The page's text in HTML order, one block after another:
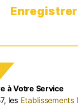
Enregistrer
à Votre Service
les Etablissements